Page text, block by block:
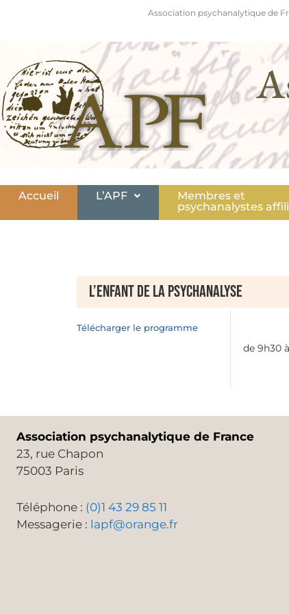
Association psychanalytique de
Accueil L’APF
Membres et
psychanalystes
L’enfant de la psychanalyse
Télécharger le programme
de 9h30
Association psychanalytique de France
23, rue Chapon
75003 Paris
Téléphone : (0)1 43 29 85 11
Messagerie : lapf@orange.fr